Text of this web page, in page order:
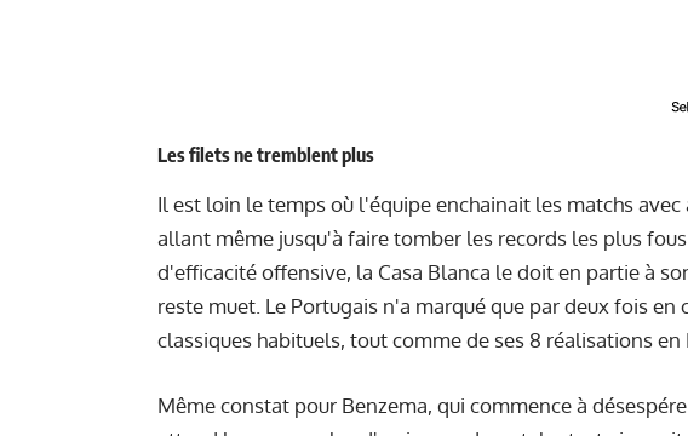
Les filets ne tremblent plus
Il est loin le temps où l'équipe enchainait les matchs
allant même jusqu'à faire tomber les records les plus
d'efficacité offensive, la Casa Blanca le doit en partie à
reste muet. Le Portugais n'a marqué que par deux fois
classiques habituels, tout comme de ses 8 réalisations en
Même constat pour Benzema, qui commence à